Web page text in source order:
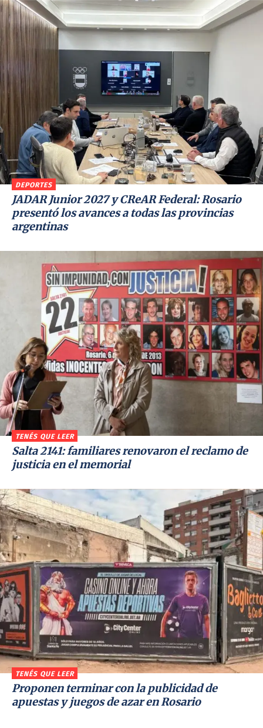
DEPORTES
JADAR Junior 2027 y CReAR Federal: Rosario
presentó los avances a todas las provincias
argentinas
TENÉS QUE LEER
Salta 2141: familiares renovaron el reclamo de
justicia en el memorial
TENÉS QUE LEER
Proponen terminar con la publicidad de
apuestas y juegos de azar en Rosario